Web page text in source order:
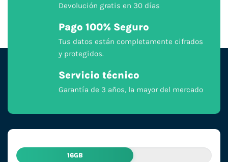
Devolución gratis en 30 días
Pago 100% Seguro
Tus datos están completamente cifrados
y protegidos.
Servicio técnico
Garantía de 3 años, la mayor del mercado
16GB